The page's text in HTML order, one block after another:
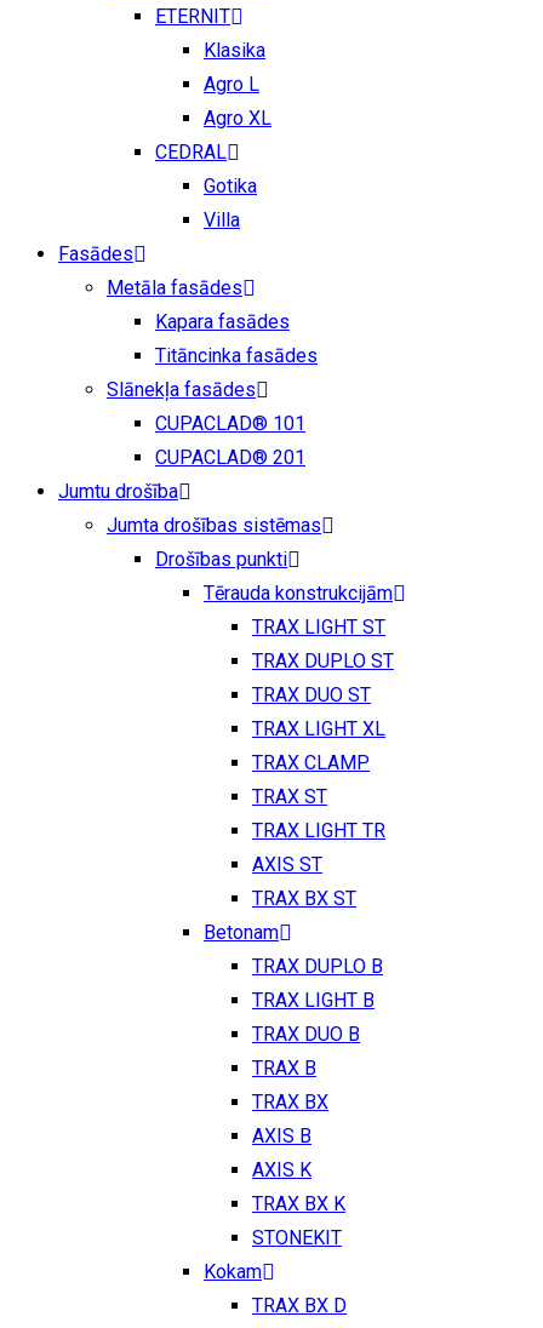
ETERNIT
Klasika
Agro L
Agro XL
CEDRAL
Gotika
Villa
Fasādes
Metāla fasādes
Kapara fasādes
Titāncinka fasādes
Slānekļa fasādes
CUPACLAD® 101
CUPACLAD® 201
Jumtu drošība
Jumta drošības sistēmas
Drošības punkti
Tērauda konstrukcijām
TRAX LIGHT ST
TRAX DUPLO ST
TRAX DUO ST
TRAX LIGHT XL
TRAX CLAMP
TRAX ST
TRAX LIGHT TR
AXIS ST
TRAX BX ST
Betonam
TRAX DUPLO B
TRAX LIGHT B
TRAX DUO B
TRAX B
TRAX BX
AXIS B
AXIS K
TRAX BX K
STONEKIT
Kokam
TRAX BX D